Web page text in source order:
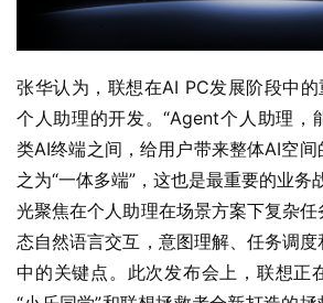
张华认为，联想在AI PC发展阶段中
个人助理的开发。“Agent个人助理，
类AI终端之间，给用户带来整体AI空
之为“一体多端”，这也是最重要的业务
光聚焦在个人助理在场景方案下复杂
态自然语言交互，意图理解、任务调
中的关键点。此次发布会上，联想正